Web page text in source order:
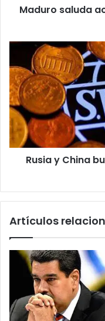
Maduro saluda
China
buscan
evitar
uso
del
sistema
SWIFT
Rusia y China
Artículos